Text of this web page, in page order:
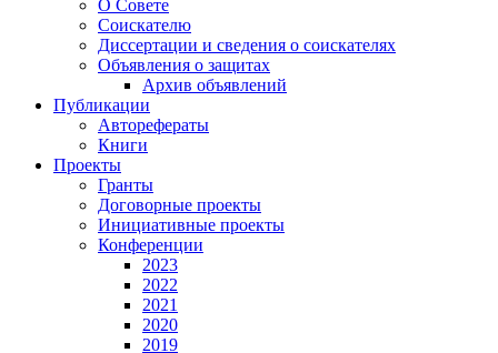
О Совете
Соискателю
Диссертации и сведения о соискателях
Объявления о защитах
Архив объявлений
Публикации
Авторефераты
Книги
Проекты
Гранты
Договорные проекты
Инициативные проекты
Конференции
2023
2022
2021
2020
2019